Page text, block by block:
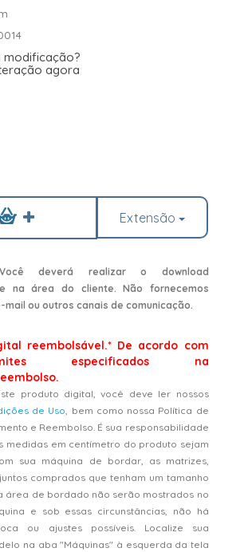
modificação?
agora
Extensão
Você deverá realizar o download
na área do cliente. Não fornecemos
ou outros canais de comunicação.
reembolsável.* De acordo com
especificados na
produto digital, você deve ler nossos
de Uso, bem como nossa Política de
e Reembolso. É sua responsabilidade
medidas em centímetro do produto sejam
sua máquina de bordar, as matrizes,
comprados que tenham um tamanho
área de bordado não serão mostrados no
e sob essas circunstâncias, não há
ou ajustes possíveis. Localize sua
na aba "Máquinas" à esquerda da tela